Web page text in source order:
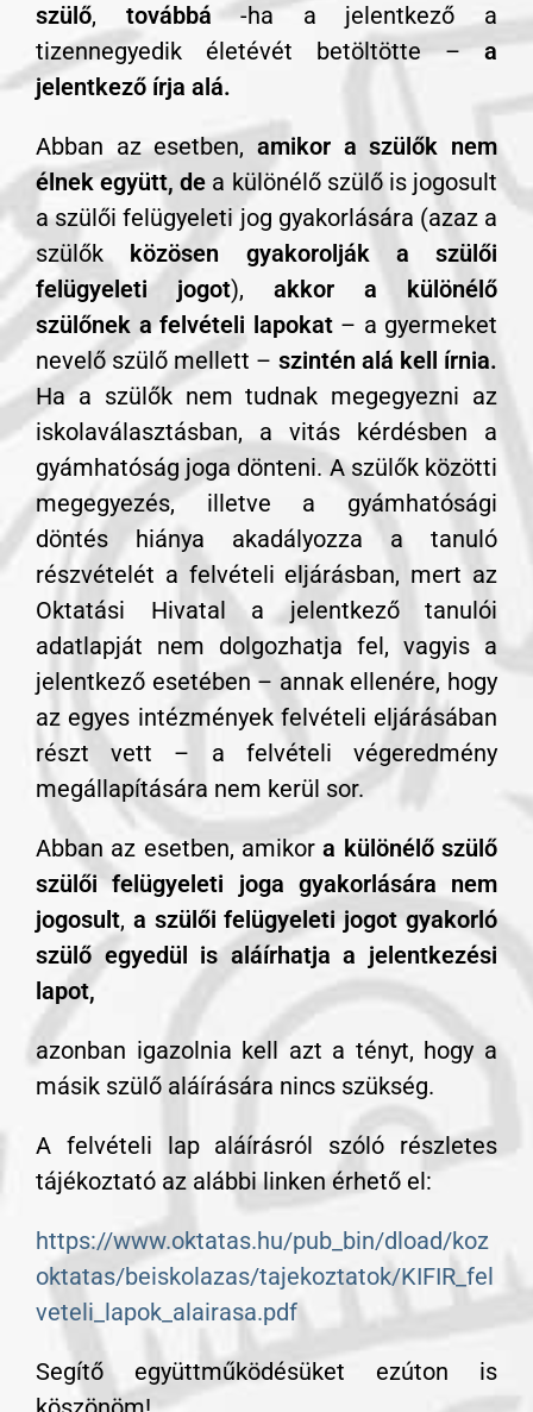
szülő, továbbá -ha a jelentkező a
tizennegyedik életévét betöltötte – a
jelentkező írja alá.
Abban az esetben, amikor a szülők nem
élnek együtt, de a különélő szülő is jogosult
a szülői felügyeleti jog gyakorlására (azaz a
szülők közösen gyakorolják a szülői
felügyeleti jogot), akkor a különélő
szülőnek a felvételi lapokat– a gyermeket
nevelő szülő mellett – szintén alá kell írnia.
Ha a szülők nem tudnak megegyezni az
iskolaválasztásban, a vitás kérdésben a
gyámhatóság joga dönteni. A szülők közötti
megegyezés, illetve a gyámhatósági
döntés hiánya akadályozza a tanuló
részvételét a felvételi eljárásban, mert az
Oktatási Hivatal a jelentkező tanulói
adatlapját nem dolgozhatja fel, vagyis a
jelentkező esetében – annak ellenére, hogy
az egyes intézmények felvételi eljárásában
részt vett – a felvételi végeredmény
megállapítására nem kerül sor.
Abban az esetben, amikora különélő szülő
szülői felügyeleti joga gyakorlására nem
jogosult, a szülői felügyeleti jogot gyakorló
szülő egyedül is aláírhatja a jelentkezési
lapot,
azonban igazolnia kell azt a tényt, hogy a
másik szülő aláírására nincs szükség.
A felvételi lap aláírásról szóló részletes
tájékoztató az alábbi linken érhető el:
https://www.oktatas.hu/pub_bin/dload/koz
oktatas/beiskolazas/tajekoztatok/KIFIR_fel
veteli_lapok_alairasa.pdf
Segítő együttműködésüket ezúton is